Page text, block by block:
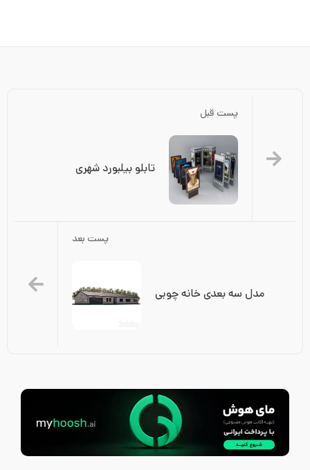
پست قبل
تابلو بیلبورد شهری
پست بعد
مدل سه بعدی خانه چوبی